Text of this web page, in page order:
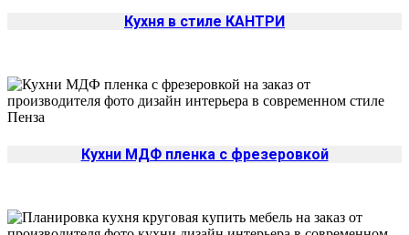
Кухня в стиле КАНТРИ
Кухни МДФ пленка с фрезеровкой